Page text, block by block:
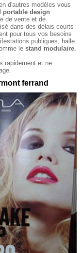
d'autres modèles vous
portable design
de vente et de
dans des délais courts
pour tous vos besoins
publiques, halle
lestand modulaire
rapidement et ne
ferrand